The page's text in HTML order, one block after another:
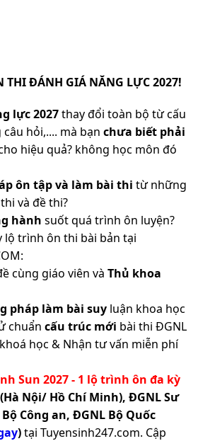
THI ĐÁNH GIÁ NĂNG LỰC 2027!
lực 2027thay đổi toàn bộ từ cấu
hỏi,.... mà bạn chưa biết phải
hiệu quả? không học môn đó
ôn tập và làm bài thi từ những
và đề thi?
hành suốt quá trình ôn luyện?
lộ trình ôn thi bài bản tại
cùng giáo viên và Thủ khoa
pháp làm bài suy luận khoa học
chuẩn cấu trúc mới bài thi ĐGNL
học & Nhận tư vấn miễn phí
Sun 2027 - 1 lộ trình ôn đa kỳ
(Hà Nội/ Hồ Chí Minh), ĐGNL Sư
Công an, ĐGNL Bộ Quốc
)tại Tuyensinh247.com. Cập